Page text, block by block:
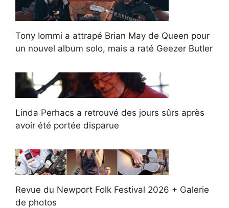
Tony Iommi a attrapé Brian May de Queen pour
un nouvel album solo, mais a raté Geezer Butler
Linda Perhacs a retrouvé des jours sûrs après
avoir été portée disparue
Revue du Newport Folk Festival 2026 + Galerie
de photos